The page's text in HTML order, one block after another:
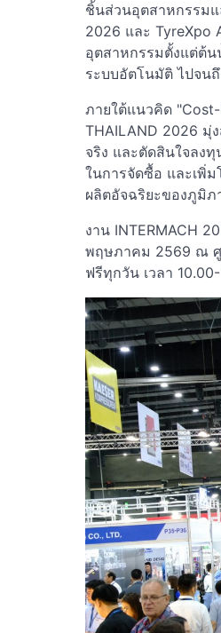
ชิ้นส่วนอุตสาหกรรมแ
2026 และ TyreXpo
อุตสาหกรรมตั้งแต่ต้น
ระบบอัตโนมัติ ไปจน
ภายใต้แนวคิด "Cost-
THAILAND 2026 มุ่
จริง และตัดสินใจลง
ในการจัดซื้อ และเพิ่
ผลิตอัจฉริยะของภูมิ
งาน INTERMACH
พฤษภาคม 2569 ณ ศู
ฟรีทุกวัน เวลา